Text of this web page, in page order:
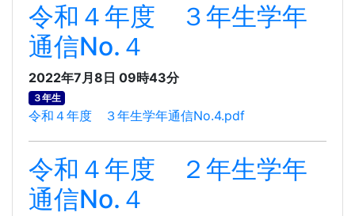
令和４年度 ３年生学年
通信No.４
2022年7月8日 09時43分
３年生
令和４年度 ３年生学年通信No.4.pdf
令和４年度 ２年生学年
通信No.４